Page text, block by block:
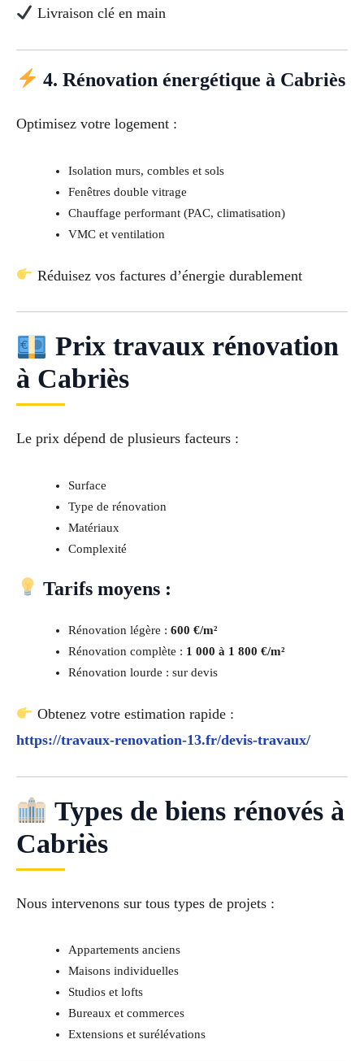
Livraison clé en main
4. Rénovation énergétique à Cabriès
Optimisez votre logement :
Isolation murs, combles et sols
Fenêtres double vitrage
Chauffage performant (PAC, climatisation)
VMC et ventilation
Réduisez vos factures d’énergie durablement
Prix travaux rénovation
à Cabriès
Le prix dépend de plusieurs facteurs :
Surface
Type de rénovation
Matériaux
Complexité
Tarifs moyens :
Rénovation légère : 600 €/m²
Rénovation complète : 1 000 à 1 800 €/m²
Rénovation lourde : sur devis
Obtenez votre estimation rapide :
https://travaux-renovation-13.fr/devis-travaux/
Types de biens rénovés à
Cabriès
Nous intervenons sur tous types de projets :
Appartements anciens
Maisons individuelles
Studios et lofts
Bureaux et commerces
Extensions et surélévations